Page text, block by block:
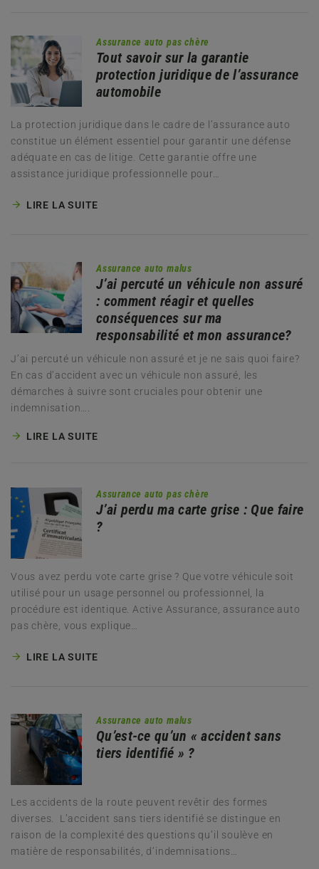
Assurance auto pas chère
Tout savoir sur la garantie
protection juridique de l’assurance
automobile
La protection juridique dans le cadre de l’assurance auto
constitue un élément essentiel pour garantir une défense
adéquate en cas de litige. Cette garantie offre une
assistance juridique professionnelle pour…
LIRE LA SUITE
Assurance auto malus
J’ai percuté un véhicule non assuré
: comment réagir et quelles
conséquences sur ma
responsabilité et mon assurance?
J’ai percuté un véhicule non assuré et je ne sais quoi faire?
En cas d’accident avec un véhicule non assuré, les
démarches à suivre sont cruciales pour obtenir une
indemnisation….
LIRE LA SUITE
Assurance auto pas chère
J’ai perdu ma carte grise : Que faire
?
Vous avez perdu vote carte grise ? Que votre véhicule soit
utilisé pour un usage personnel ou professionnel, la
procédure est identique. Active Assurance, assurance auto
pas chère, vous explique…
LIRE LA SUITE
Assurance auto malus
Qu’est-ce qu’un « accident sans
tiers identifié » ?
Les accidents de la route peuvent revêtir des formes
diverses. L’accident sans tiers identifié se distingue en
raison de la complexité des questions qu’il soulève en
matière de responsabilités, d’indemnisations…